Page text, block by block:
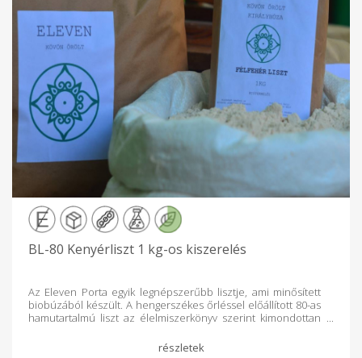
BL-80 Kenyérliszt 1 kg-os kiszerelés
Az Eleven Porta egyik legnépszerűbb lisztje, ami minősített
biobúzából készült. A hengerszékes őrléssel előállított 80-as
hamutartalmú liszt az élelmiszerkönyv szerint kimondottan
Kalácsok, sütemények és pizzák alapanyaga is lehet.( a kép